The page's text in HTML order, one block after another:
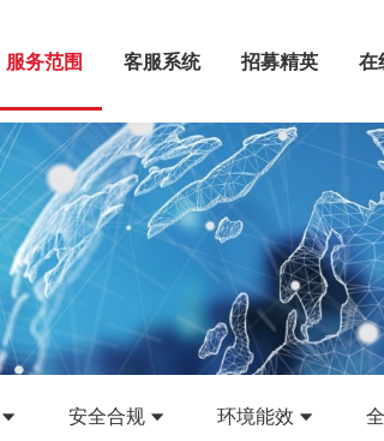
服务范围 客服系统 招募精英 在
安全合规 环境能效